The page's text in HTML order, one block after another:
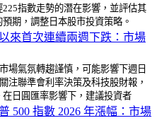
指數走勢的潛在影響，並評估其
期，調整日本股市投資策略。
來首次連續兩週下跌：市場
場氣氛轉趨謹慎，可能影響下週日
注聯準會利率決策及科技股財報，
日圓匯率影響下，建議投資者
500 指數 2026 年漲幅：市場